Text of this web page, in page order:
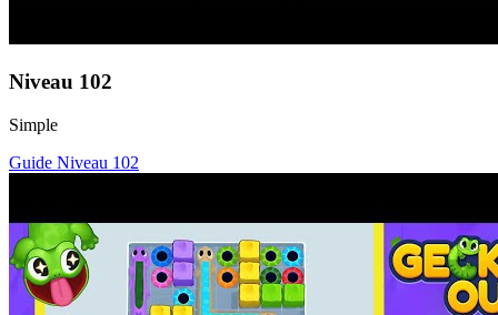
Niveau 102
Simple
Guide Niveau 102